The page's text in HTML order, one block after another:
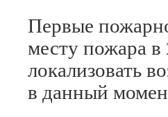
Первые
месту пожара
локализовать
в данный